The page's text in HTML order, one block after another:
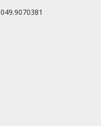
049.9070381